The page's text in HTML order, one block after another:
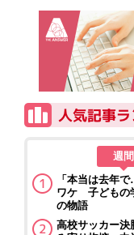
週間
「本当は去年
ワケ 子どもの
の物語
高校サッカー